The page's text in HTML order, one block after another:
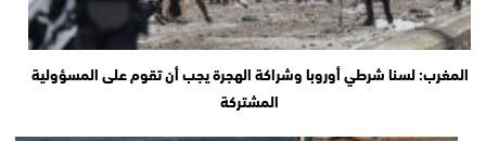
المغرب: لسنا شرطي أوروبا وشراكة الهجرة يجب أن تقوم على المسؤولية
المشتركة